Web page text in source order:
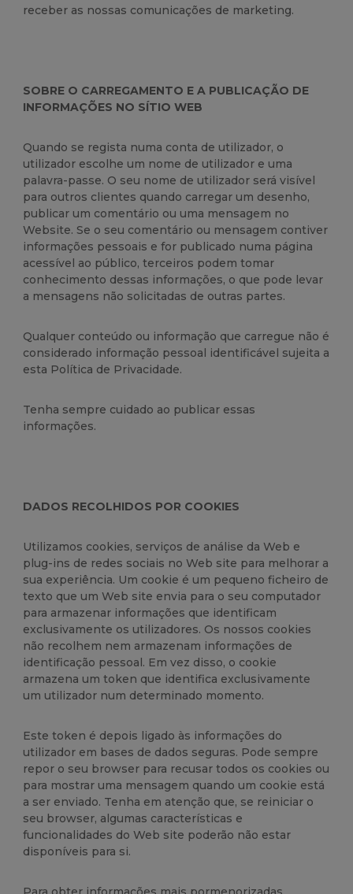
receber as nossas comunicações de marketing.
SOBRE O CARREGAMENTO E A PUBLICAÇÃO DE
INFORMAÇÕES NO SÍTIO WEB
Quando se regista numa conta de utilizador, o
utilizador escolhe um nome de utilizador e uma
palavra-passe. O seu nome de utilizador será visível
para outros clientes quando carregar um desenho,
publicar um comentário ou uma mensagem no
Website. Se o seu comentário ou mensagem contiver
informações pessoais e for publicado numa página
acessível ao público, terceiros podem tomar
conhecimento dessas informações, o que pode levar
a mensagens não solicitadas de outras partes.
Qualquer conteúdo ou informação que carregue não é
considerado informação pessoal identificável sujeita a
esta Política de Privacidade.
Tenha sempre cuidado ao publicar essas
informações.
DADOS RECOLHIDOS POR COOKIES
Utilizamos cookies, serviços de análise da Web e
plug-ins de redes sociais no Web site para melhorar a
sua experiência. Um cookie é um pequeno ficheiro de
texto que um Web site envia para o seu computador
para armazenar informações que identificam
exclusivamente os utilizadores. Os nossos cookies
não recolhem nem armazenam informações de
identificação pessoal. Em vez disso, o cookie
armazena um token que identifica exclusivamente
um utilizador num determinado momento.
Este token é depois ligado às informações do
utilizador em bases de dados seguras. Pode sempre
repor o seu browser para recusar todos os cookies ou
para mostrar uma mensagem quando um cookie está
a ser enviado. Tenha em atenção que, se reiniciar o
seu browser, algumas características e
funcionalidades do Web site poderão não estar
disponíveis para si.